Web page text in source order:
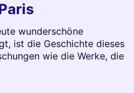
wunderschöne
ist die Geschichte dieses
wie die Werke, die